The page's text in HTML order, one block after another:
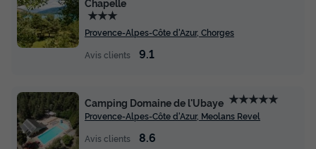
★★★
Provence-Alpes-Côte d'Azur, Chorges
Avis clients
9.1
Camping Domaine de l'Ubaye ★★★★★
Provence-Alpes-Côte d'Azur, Meolans Revel
Avis clients
8.6